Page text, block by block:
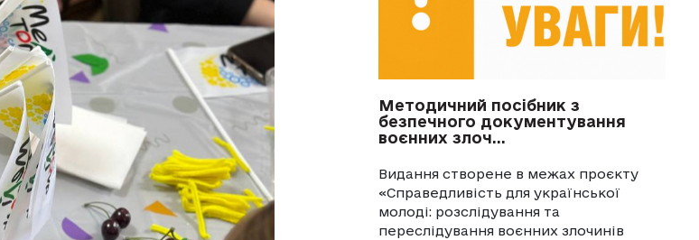
Методичний посібник з
безпечного документування
воєнних злоч...
Видання створене в межах проєкту
«Справедливість для української
молоді: розслідування та
переслідування воєнних злочинів